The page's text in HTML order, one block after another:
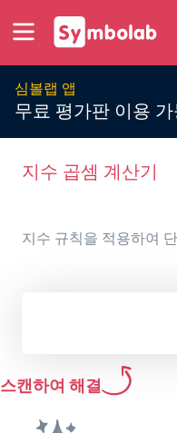
심볼랩 앱
무료 평가판 이용 가
지수 곱셈 계산기
지수 규칙을 적용하여
스캔하여 해결